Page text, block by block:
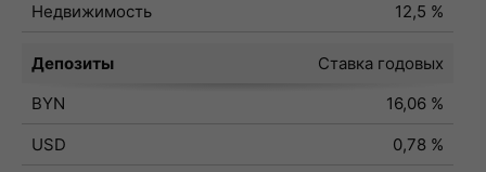
Недвижимость
12,5 %
Депозиты
Ставка годовых
BYN
16,06 %
USD
0,78 %